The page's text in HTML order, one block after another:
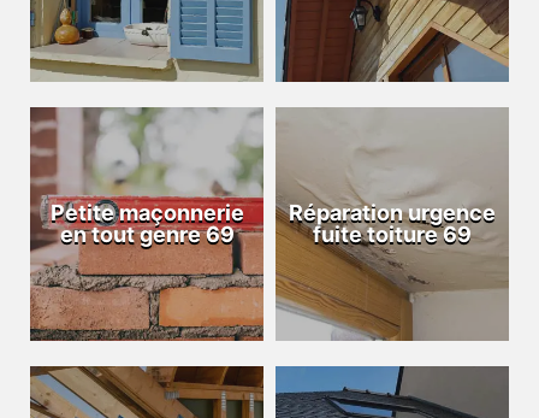
Petite maçonnerie
en tout genre 69
Réparation urgence
fuite toiture 69